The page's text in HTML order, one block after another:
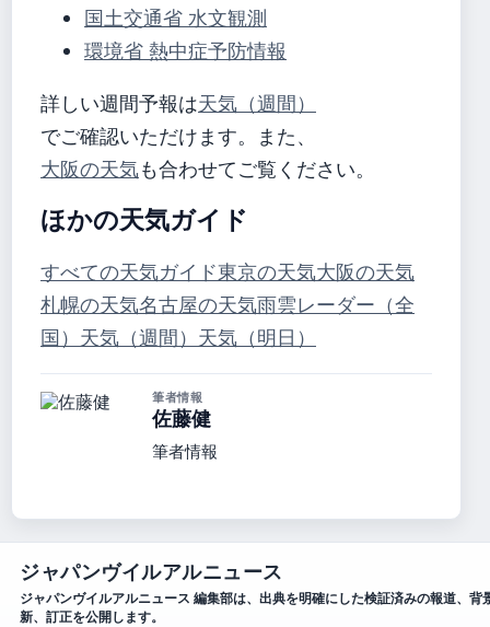
国土交通省 水文観測
環境省 熱中症予防情報
詳しい週間予報は天気（週間）
でご確認いただけます。また、
大阪の天気も合わせてご覧ください。
ほかの天気ガイド
すべての天気ガイド東京の天気大阪の天気
札幌の天気名古屋の天気雨雲レーダー（全
国） 天気（週間） 天気（明日）
筆者情報
佐藤健
筆者情報
ジャパンヴイルアルニュース
ジャパンヴイルアルニュース 編集部は、出典を明確にした検証済みの報道、背
新、訂正を公開します。